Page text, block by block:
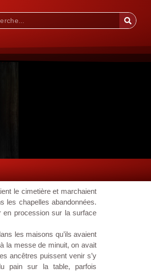
le cimetière et marchaient
les chapelles abandonnées.
en procession sur la surface
les maisons qu’ils avaient
la messe de minuit, on avait
ancêtres puissent venir s’y
pain sur la table, parfois